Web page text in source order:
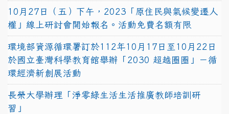
10月27日（五）下午，2023「原住民與氣候變遷人
權」線上研討會開始報名。活動免費名額有限
環境部資源循環署訂於112年10月17日至10月22日
於國立臺灣科學教育館舉辦「2030 超越圈圈」－循
環經濟新創展活動
長榮大學辦理「淨零綠生活生活推廣教師培訓研
習」